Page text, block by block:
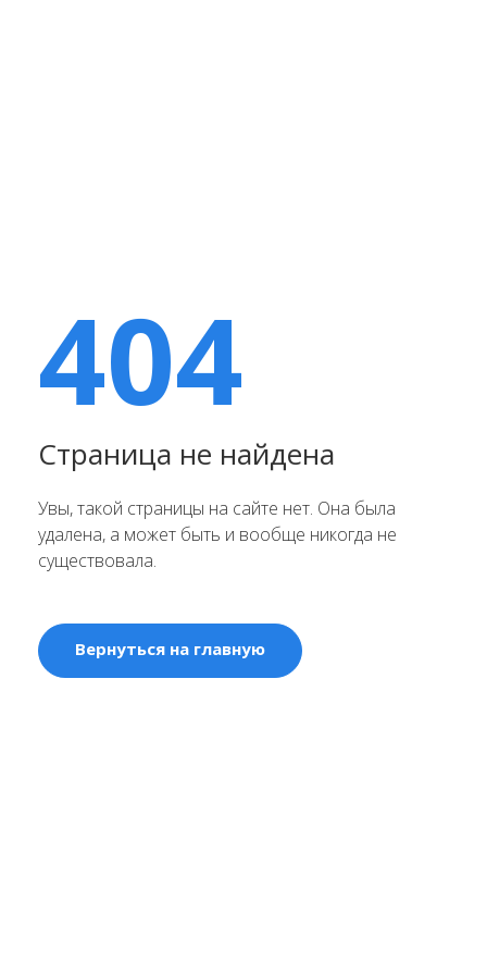
404
Страница не найдена
Увы, такой страницы на сайте нет. Она была
удалена, а может быть и вообще никогда не
существовала.
Вернуться на главную